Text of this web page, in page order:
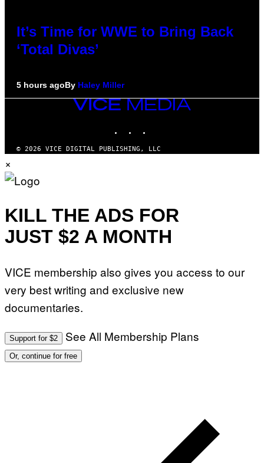
It’s Time for WWE to Bring Back
‘Total Divas’
5 hours agoBy Haley Miller
VICE
MEDIA
© 2026 VICE DIGITAL PUBLISHING, LLC
×
KILL THE ADS FOR
JUST $2 A MONTH
VICE membership also gives you access to our
very best writing and exclusive new
documentaries.
Support for $2 See All Membership Plans
Or, continue for free